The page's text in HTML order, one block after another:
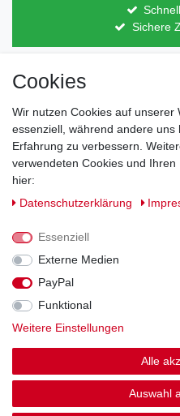
Sichere
Direkt vom Hersteller
Lagerware
© Copyright 2026 |
Cookies
Wir nutzen Cookies auf unserer
essenziell, während andere
Erfahrung zu verbessern.
verwendeten Cookies und
hier:
Daten­schutz­erklärung
Essenziell
Externe Medien
PayPal
Funktional
Weitere Einstellungen
Alle
Auswahl